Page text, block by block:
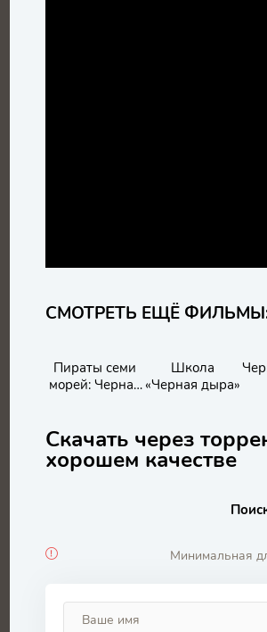
СМОТРЕТЬ ЕЩЁ
Пираты семи
морей: Черная
Школа
«Черная дыра»
Скачать через
хорошем качестве
Минимальная